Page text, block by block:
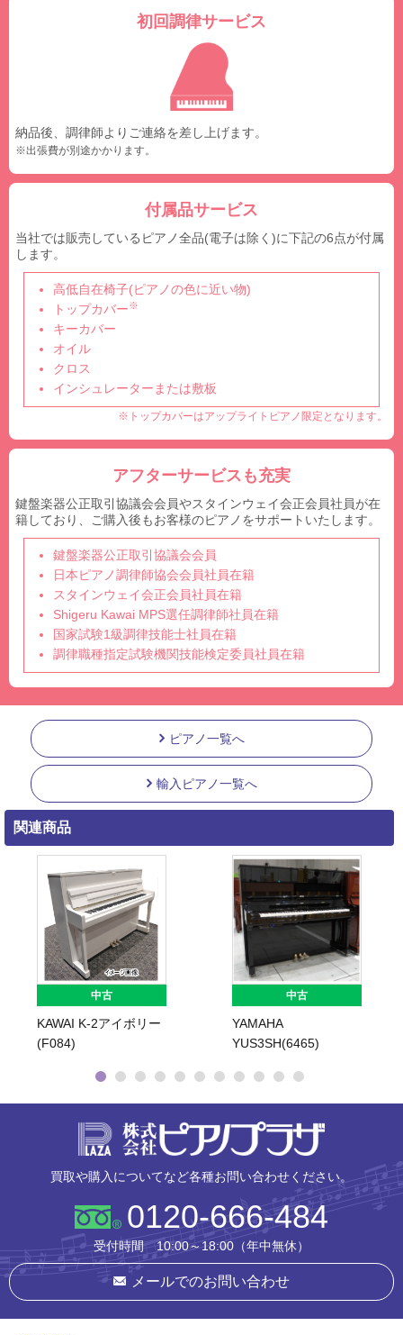
初回調律サービス
納品後、調律師よりご連絡を差し上げます。
※出張費が別途かかります。
付属品サービス
当社では販売しているピアノ全品(電子は除く)に下記の6点が付属
します。
高低自在椅子(ピアノの色に近い物)
トップカバー※
キーカバー
オイル
クロス
インシュレーターまたは敷板
※トップカバーはアップライトピアノ限定となります。
アフターサービスも充実
鍵盤楽器公正取引協議会会員やスタインウェイ会正会員社員が在
籍しており、ご購入後もお客様のピアノをサポートいたします。
鍵盤楽器公正取引協議会会員
日本ピアノ調律師協会会員社員在籍
スタインウェイ会正会員社員在籍
Shigeru Kawai MPS選任調律師社員在籍
国家試験1級調律技能士社員在籍
調律職種指定試験機関技能検定委員社員在籍
ピアノ一覧へ
輸入ピアノ一覧へ
関連商品
中古
KAWAI K-2アイボリー
(F084)
中古
YAMAHA
YUS3SH(6465)
買取や購入についてなど各種お問い合わせください。
0120-666-484
受付時間 10:00～18:00（年中無休）
メールでのお問い合わせ